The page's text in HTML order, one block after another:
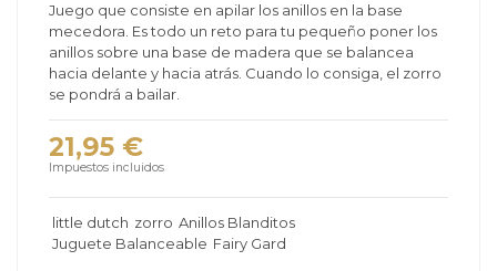
Juego que consiste en apilar los anillos en la base
mecedora. Es todo un reto para tu pequeño poner los
anillos sobre una base de madera que se balancea
hacia delante y hacia atrás. Cuando lo consiga, el zorro
se pondrá a bailar.
21,95 €
Impuestos incluidos
little dutch zorro Anillos Blanditos
Juguete Balanceable Fairy Gard